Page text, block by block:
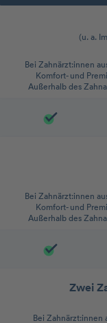
(u. a.
Bei Zahnärzt:innen
Komfort- und
Außerhalb des
Bei Zahnärzt:innen
Komfort- und
Außerhalb des
Zwei
Bei